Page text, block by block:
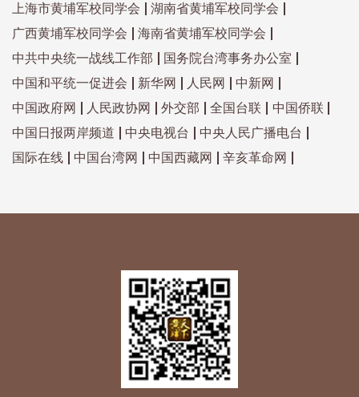
上海市黄埔军校同学会
湖南省黄埔军校同学会
广西黄埔军校同学会
海南省黄埔军校同学会
中共中央统一战线工作部
国务院台湾事务办公室
中国和平统一促进会
新华网 人民网
中新网
中国政府网
人民政协网 外交部 全国台联
中国侨联
中国日报两岸频道
中央电视台
中央人民广播电台
国际在线
中国台湾网 中国西藏网 辛亥革命网